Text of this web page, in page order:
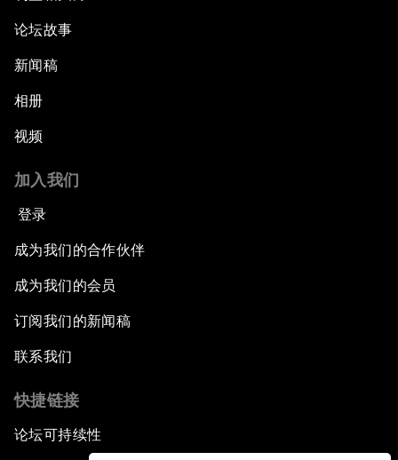
论坛故事
新闻稿
相册
视频
加入我们
登录
成为我们的合作伙伴
成为我们的会员
订阅我们的新闻稿
联系我们
快捷链接
论坛可持续性